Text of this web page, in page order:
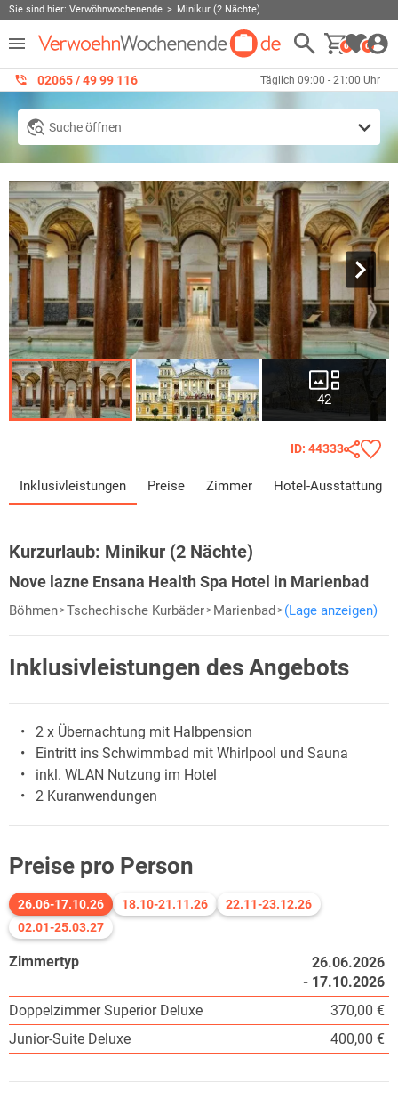
Sie sind hier: Verwöhnwochenende Minikur (2 Nächte)
0 0
02065 / 49 ‌99 116 Täglich 09:00 - 21:00 Uhr
Suche öffnen
42
ID: 44333
Inklusivleistungen Preise Zimmer Hotel-Ausstattung
Kurzurlaub: Minikur (2 Nächte)
Nove lazne Ensana Health Spa Hotel in Marienbad
Böhmen Tschechische Kurbäder Marienbad (Lage anzeigen)
Inklusivleistungen des Angebots
2 x Übernachtung mit Halbpension
Eintritt ins Schwimmbad mit Whirlpool und Sauna
inkl. WLAN Nutzung im Hotel
2 Kuranwendungen
Preise pro Person
26.06-17.10.26 18.10-21.11.26
22.11-23.12.26
02.01-25.03.27
Zimmertyp
Doppelzimmer Superior Deluxe
Junior-Suite Deluxe
26.06.2026
- 17.10.2026
370,00 €
400,00 €